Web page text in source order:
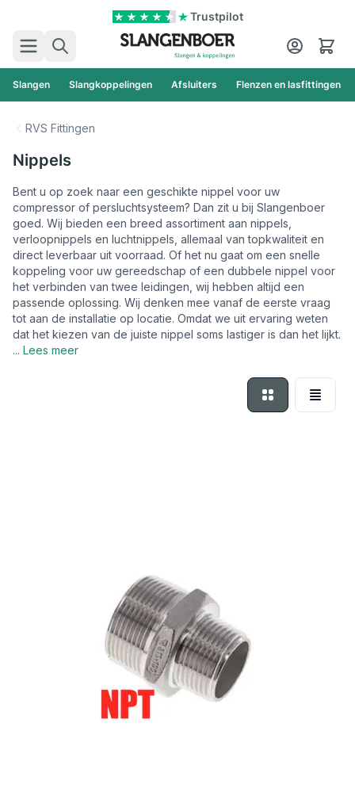
Trustpilot
Zoek
Cart
Slangen Slangkoppelingen Afsluiters Flenzen en lasfittingen
RVS Fittingen
Nippels
Bent u op zoek naar een geschikte nippel voor uw
compressor of persluchtsysteem? Dan zit u bij Slangenboer
goed. Wij bieden een breed assortiment aan nippels,
verloopnippels en luchtnippels, allemaal van topkwaliteit en
direct leverbaar uit voorraad. Of het nu gaat om een snelle
koppeling voor uw gereedschap of een dubbele nippel voor
het verbinden van twee leidingen, wij hebben altijd een
passende oplossing. Wij denken mee vanaf de eerste vraag
tot aan de installatie op locatie. Omdat we uit ervaring weten
dat het kiezen van de juiste nippel soms lastiger is dan het lijkt.
... Lees meer
Foto-tabelLijst